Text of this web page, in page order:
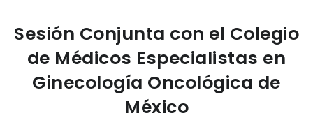
Sesión Conjunta con el Colegio
de Médicos Especialistas en
Ginecología Oncológica de
México